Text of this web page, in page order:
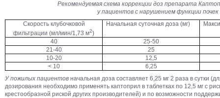
Рекомендуемая схема коррекции доз препарата
у пациентов с нарушением функции почек
Скорость клубочковой
фильтрации (мл/мин/1,73 м2)
Начальная суточная доза (мг)
40
25-50
21-40
25
10-20
12,5
< 10
6,25
У пожилых пациентов начальная доза составляет 6,25 мг 2 раза в сутки
дозирования необходимо применять каптоприл в таблетках по 12,5 мг с
крестообразной риской других производителей) и по возможности